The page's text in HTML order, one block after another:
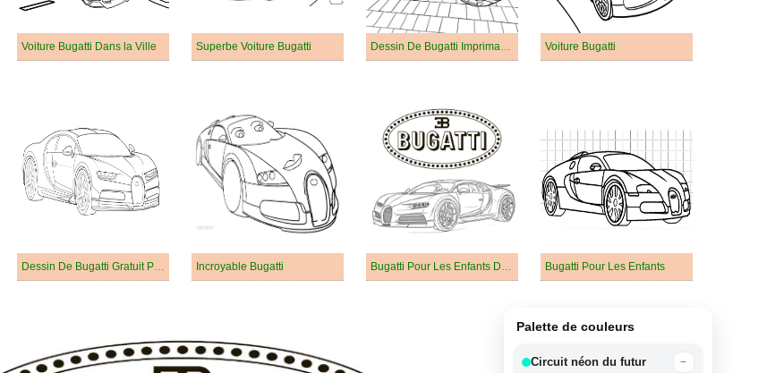
Voiture Bugatti Dans la Ville Superbe Voiture Bugatti Dessin De Bugatti Imprimable Voiture Bugatti
Dessin De Bugatti Gratuit Pour Enfants Incroyable Bugatti Bugatti Pour Les Enfants De 1 An Bugatti Pour Les Enfants
Palette de couleurs
Circuit néon du futur −